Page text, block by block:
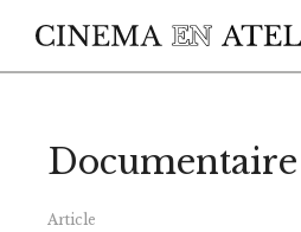
Documentaire
Article